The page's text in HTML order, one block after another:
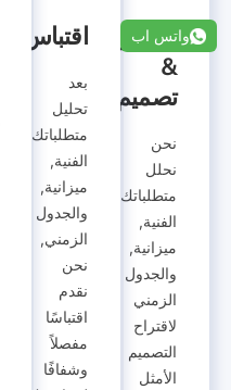
التشاور
&
تصميم
نحن
نحلل
متطلباتك
الفنية,
ميزانية,
والجدول
الزمني
لاقتراح
التصميم
الأمثل
اقتباس
بعد
تحليل
متطلباتك
الفنية,
ميزانية,
والجدول
الزمني,
نحن
نقدم
اقتباسًا
مفصلاً
وشفافًا
واتس اب